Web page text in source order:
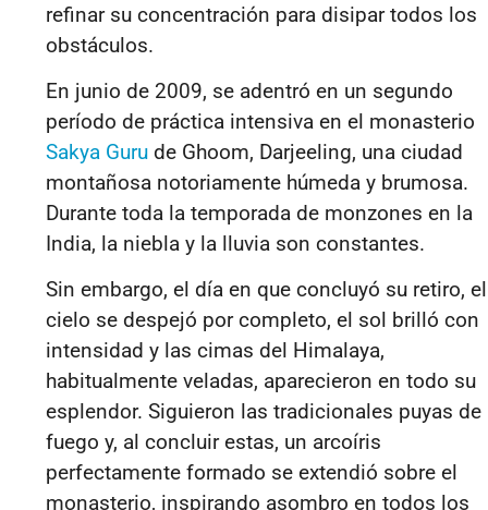
refinar su concentración para disipar todos los
obstáculos.
En junio de 2009, se adentró en un segundo
período de práctica intensiva en el monasterio
Sakya Guru de Ghoom, Darjeeling, una ciudad
montañosa notoriamente húmeda y brumosa.
Durante toda la temporada de monzones en la
India, la niebla y la lluvia son constantes.
Sin embargo, el día en que concluyó su retiro, el
cielo se despejó por completo, el sol brilló con
intensidad y las cimas del Himalaya,
habitualmente veladas, aparecieron en todo su
esplendor. Siguieron las tradicionales puyas de
fuego y, al concluir estas, un arcoíris
perfectamente formado se extendió sobre el
monasterio, inspirando asombro en todos los